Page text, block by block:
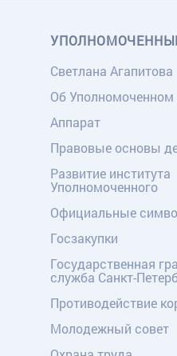
Светлана Агапитова
Об Уполномоченном
Аппарат
Правовые основы
Развитие института
Уполномоченного
Официальные
Госзакупки
Государственная
служба Санкт-
Противодействие
Молодежный совет